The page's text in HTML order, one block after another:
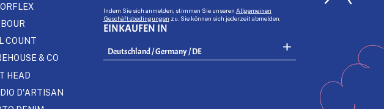
Indem Sie sich anmelden, stimmen Sie unseren Allgemeinen
Geschäftsbedingungen zu. Sie können sich jederzeit abmelden.
EINKAUFEN IN
Select Your Region:
Deutschland / Germany / DE
COUNT
& CO
HEAD
D'ARTISAN